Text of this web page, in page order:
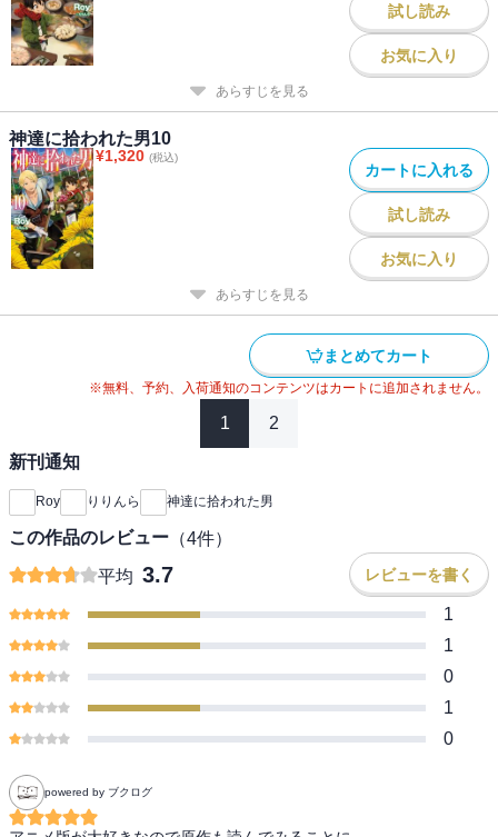
試し読み
お気に入り
あらすじを見る
神達に拾われた男10
¥1,320 (税込)
カートに入れる
試し読み
お気に入り
あらすじを見る
まとめてカート
※無料、予約、入荷通知のコンテンツはカートに追加されません。
1 2
新刊通知
Roy りりんら 神達に拾われた男
この作品のレビュー （4件）
平均 3.7 レビューを書く
1
1
0
1
0
powered by ブクログ